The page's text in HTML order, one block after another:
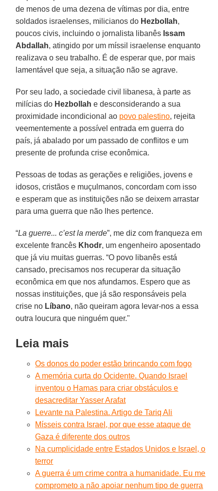
de menos de uma dezena de vítimas por dia, entre
soldados israelenses, milicianos do Hezbollah,
poucos civis, incluindo o jornalista libanês Issam
Abdallah, atingido por um míssil israelense enquanto
realizava o seu trabalho. É de esperar que, por mais
lamentável que seja, a situação não se agrave.
Por seu lado, a sociedade civil libanesa, à parte as
milícias do Hezbollah e desconsiderando a sua
proximidade incondicional ao povo palestino, rejeita
veementemente a possível entrada em guerra do
país, já abalado por um passado de conflitos e um
presente de profunda crise econômica.
Pessoas de todas as gerações e religiões, jovens e
idosos, cristãos e muçulmanos, concordam com isso
e esperam que as instituições não se deixem arrastar
para uma guerra que não lhes pertence.
“La guerre... c’est la merde”, me diz com franqueza em
excelente francês Khodr, um engenheiro aposentado
que já viu muitas guerras. “O povo libanês está
cansado, precisamos nos recuperar da situação
econômica em que nos afundamos. Espero que as
nossas instituições, que já são responsáveis pela
crise no Líbano, não queiram agora levar-nos a essa
outra loucura que ninguém quer."
Leia mais
Os donos do poder estão brincando com fogo
A memória curta do Ocidente. Quando Israel
inventou o Hamas para criar obstáculos e
desacreditar Yasser Arafat
Levante na Palestina. Artigo de Tariq Ali
Mísseis contra Israel, por que esse ataque de
Gaza é diferente dos outros
Na cumplicidade entre Estados Unidos e Israel, o
terror
A guerra é um crime contra a humanidade. Eu me
comprometo a não apoiar nenhum tipo de guerra